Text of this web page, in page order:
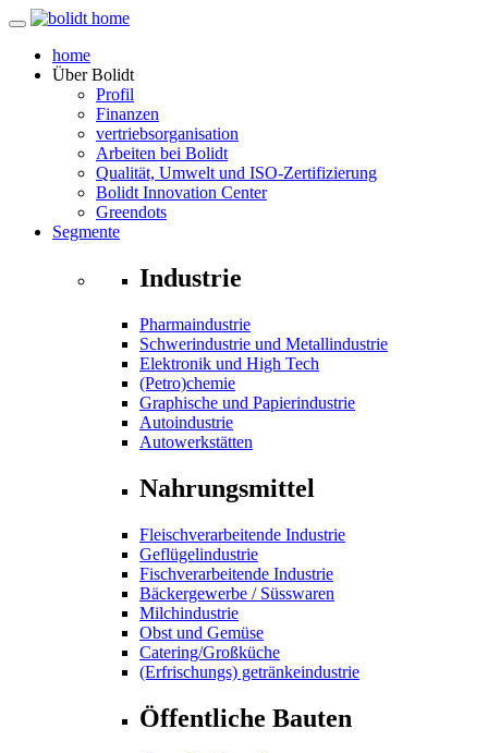
home
ÜberBolidt
Profil
Finanzen
vertriebsorganisation
Arbeiten bei Bolidt
Qualität, Umwelt und ISO-Zertifizierung
Bolidt Innovation Center
Greendots
Segmente
Industrie
Pharmaindustrie
Schwerindustrie und Metallindustrie
Elektronik und High Tech
(Petro)chemie
Graphische und Papierindustrie
Autoindustrie
Autowerkstätten
Nahrungsmittel
Fleischverarbeitende Industrie
Geflügelindustrie
Fischverarbeitende Industrie
Bäckergewerbe / Süsswaren
Milchindustrie
Obst und Gemüse
Catering/Großküche
(Erfrischungs) getränkeindustrie
Öffentliche Bauten